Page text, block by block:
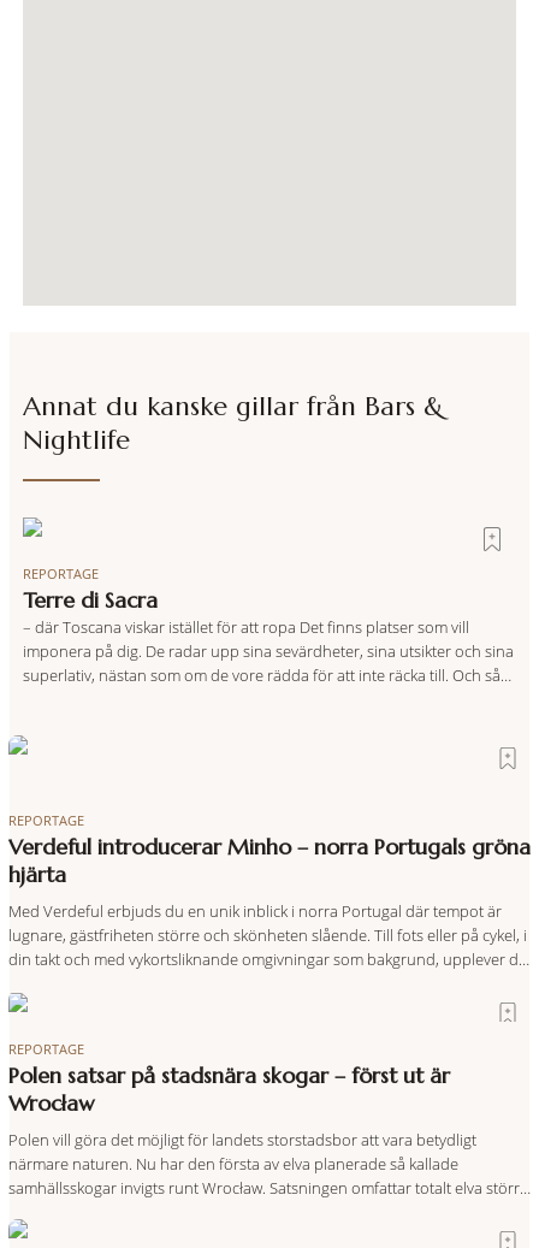
Annat du kanske gillar från Bars &
Nightlife
REPORTAGE
Terre di Sacra
– där Toscana viskar istället för att ropa Det finns platser som vill
imponera på dig. De radar upp sina sevärdheter, sina utsikter och sina
superlativ, nästan som om de vore rädda för att inte räcka till. Och så
REPORTAGE
Verdeful introducerar Minho – norra Portugals gröna
hjärta
Med Verdeful erbjuds du en unik inblick i norra Portugal där tempot är
lugnare, gästfriheten större och skönheten slående. Till fots eller på cykel, i
din takt och med vykortsliknande omgivningar som bakgrund, upplever du
och sagolika landskap – detta är slow travel när det
REPORTAGE
Polen satsar på stadsnära skogar – först ut är
Wrocław
Polen vill göra det möjligt för landets storstadsbor att vara betydligt
närmare naturen. Nu har den första av elva planerade så kallade
samhällsskogar invigts runt Wrocław. Satsningen omfattar totalt elva större
direkt anslutning till urbana miljöer. Tanken är att fler människor ska kunna